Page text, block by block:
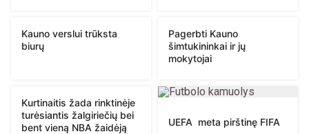
Kauno verslui trūksta
biurų
Pagerbti Kauno
šimtukininkai ir jų
mokytojai
Kurtinaitis žada rinktinėje
turėsiantis žalgiriečių bei
bent vieną NBA žaidėją
UEFA meta pirštinę FIFA